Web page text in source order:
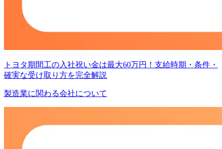
トヨタ期間工の入社祝い金は最大60万円！支給時期・条件・
確実な受け取り方を完全解説
製造業に関わる会社について